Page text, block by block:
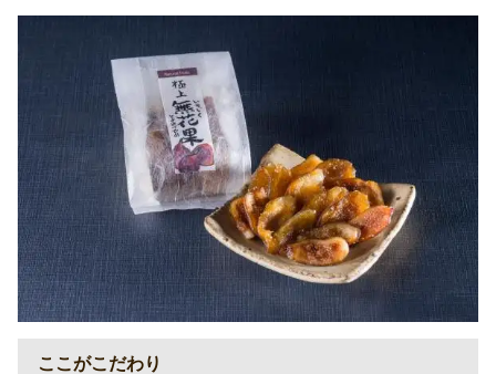
ここがこだわり